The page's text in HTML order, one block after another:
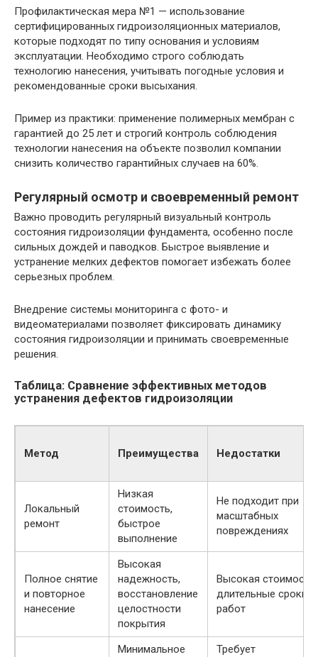
Профилактическая мера №1 — использование
сертифицированных гидроизоляционных материалов,
которые подходят по типу основания и условиям
эксплуатации. Необходимо строго соблюдать
технологию нанесения, учитывать погодные условия и
рекомендованные сроки высыхания.
Пример из практики: применение полимерных мембран с
гарантией до 25 лет и строгий контроль соблюдения
технологии нанесения на объекте позволил компании
снизить количество гарантийных случаев на 60%.
Регулярный осмотр и своевременный ремонт
Важно проводить регулярный визуальный контроль
состояния гидроизоляции фундамента, особенно после
сильных дождей и паводков. Быстрое выявление и
устранение мелких дефектов помогает избежать более
серьезных проблем.
Внедрение системы мониторинга с фото- и
видеоматериалами позволяет фиксировать динамику
состояния гидроизоляции и принимать своевременные
решения.
Таблица: Сравнение эффективных методов
устранения дефектов гидроизоляции
Метод Преимущества Недостатки
Локальный
ремонт
Низкая
стоимость,
быстрое
выполнение
Не подходит при
масштабных
повреждениях
Полное снятие
и повторное
нанесение
Высокая
надежность,
восстановление
целостности
покрытия
Высокая стоимость,
длительные сроки
работ
Минимальное
Требует